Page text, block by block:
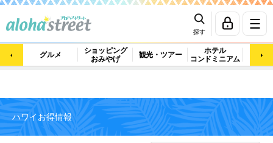
探す
グルメ
ショッピング
おみやげ
観光・ツアー
ホテル
コンドミニアム
マッ
ハワイお得情報